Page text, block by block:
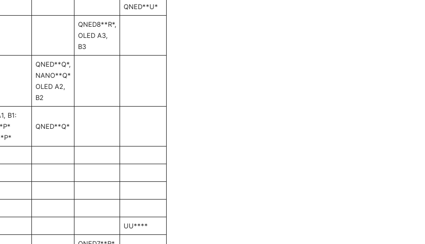
QNED**U*
QNED8**R*,
OLED A3,
B3
QNED**Q*,
NANO**Q*
OLED A2,
B2
B1:
QNED**Q*
UU****